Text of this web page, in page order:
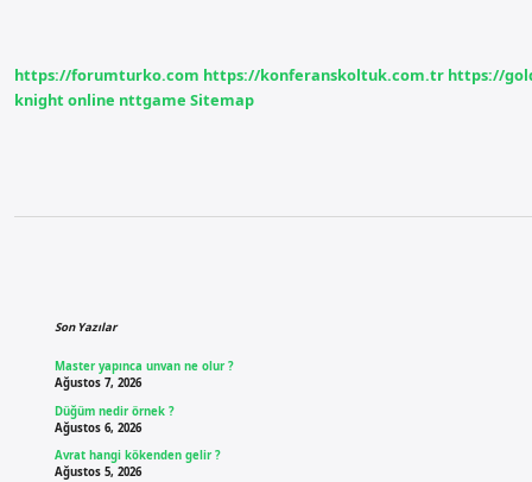
https://forumturko.com https://konferanskoltuk.com.tr https://
knight online nttgame Sitemap
Son Yazılar
Master yapınca unvan ne olur ?
Ağustos 7, 2026
Düğüm nedir örnek ?
Ağustos 6, 2026
Avrat hangi kökenden gelir ?
Ağustos 5, 2026